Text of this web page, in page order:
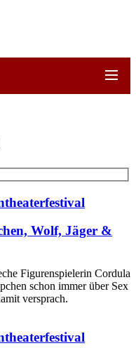
Wolf, Jäger &
Figurenspielerin Cordula
schon immer über Sex
versprach.